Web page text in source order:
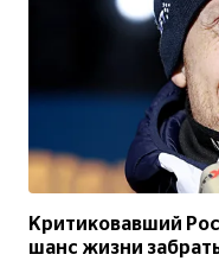
Критиковавший
шанс жизни